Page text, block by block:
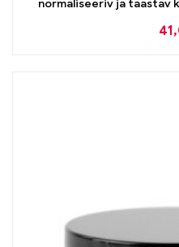
normaliseeriv ja taastav